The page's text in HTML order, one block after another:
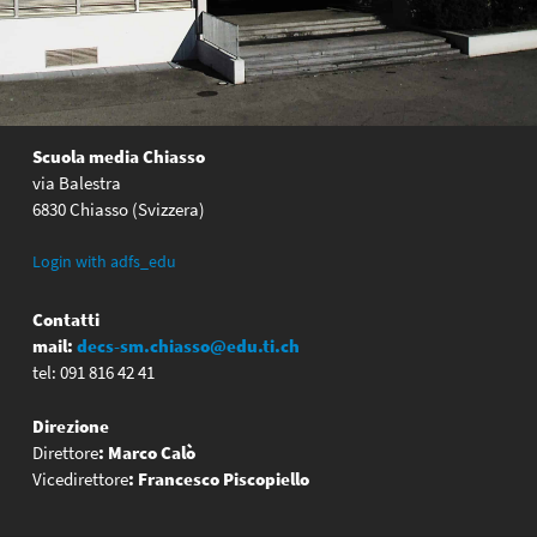
Scuola media Chiasso
via Balestra
6830 Chiasso (Svizzera)
Login with adfs_edu
Contatti
mail: decs-sm.chiasso@edu.ti.ch
tel: 091 816 42 41
Direzione
Direttore: Marco Calò
Vicedirettore: Francesco Piscopiello